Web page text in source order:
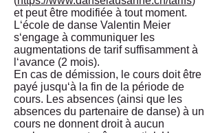
et peut être modifiée à tout moment.
L‘école de danse Valentin Meier
s‘engage à communiquer les
augmentations de tarif suffisamment à
l‘avance (2 mois).
En cas de démission, le cours doit être
payé jusqu‘à la fin de la période de
cours. Les absences (ainsi que les
absences du partenaire de danse) à un
cours ne donnent droit à aucun